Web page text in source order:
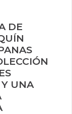
DE
Y UNA